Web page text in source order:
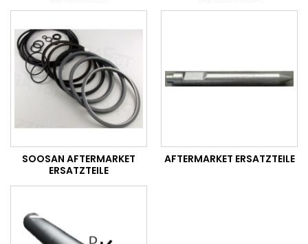
SOOSAN AFTERMARKET
ERSATZTEILE
AFTERMARKET ERSATZTEILE